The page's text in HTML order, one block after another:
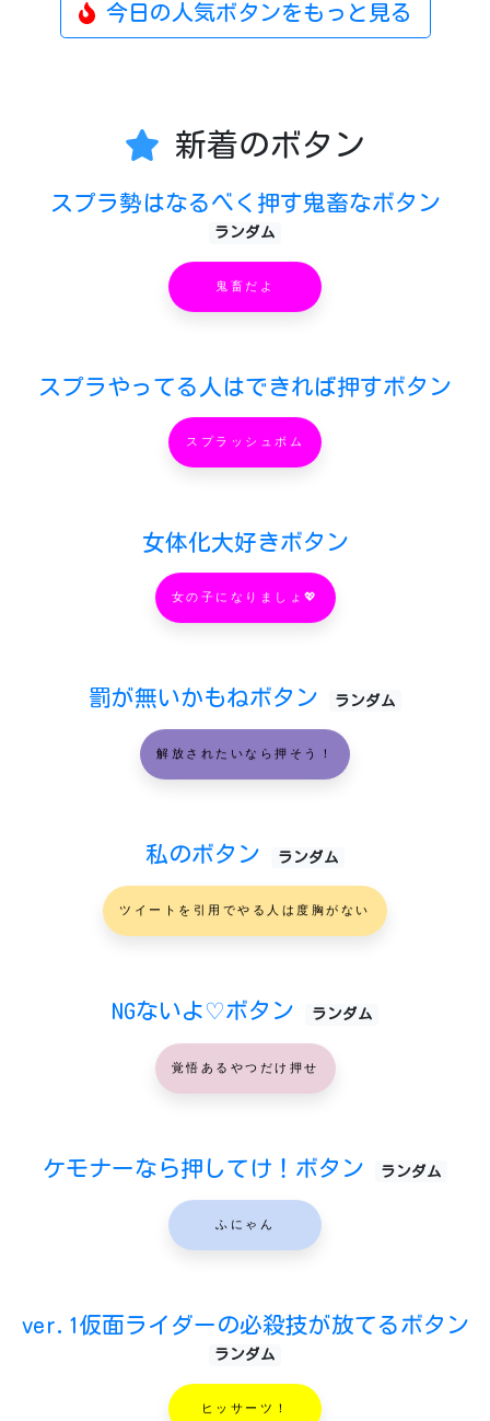
今日の人気ボタンをもっと見る
新着のボタン
スプラ勢はなるべく押す鬼畜なボタン
ランダム
鬼畜だよ
スプラやってる人はできれば押すボタン
スプラッシュボム
女体化大好きボタン
女の子になりましょ💖
罰が無いかもねボタン ランダム
解放されたいなら押そう！
私のボタン ランダム
ツイートを引用でやる人は度胸がない
NGないよ♡ボタン ランダム
覚悟あるやつだけ押せ
ケモナーなら押してけ！ボタン ランダム
ふにゃん
ver.1仮面ライダーの必殺技が放てるボタン
ランダム
ヒッサーツ！